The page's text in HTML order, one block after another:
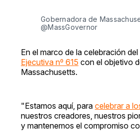
Gobernadora de
@MassGovernor
En el marco de la celebración
Ejecutiva nº 615 con el objetivo
Massachusetts.
"Estamos aquí, para celebrar a
nuestros creadores, nuestros
y mantenemos el compromiso